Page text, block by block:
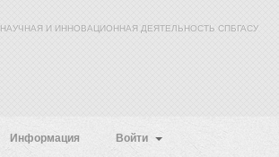
НАУЧНАЯ И ИННОВАЦИОННАЯ ДЕЯТЕЛЬНОСТЬ СПБГАСУ
Информация Войти